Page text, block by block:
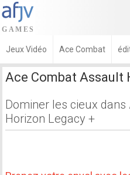
Jeux Vidéo Ace Combat
Ace Combat Assault
Dominer les cieux
Horizon Legacy +